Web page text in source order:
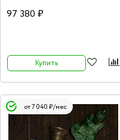
предметов от негативной энергии.
Воздействие данного инструмента на
97 380 ₽
Купить
от 7 040 ₽/мес